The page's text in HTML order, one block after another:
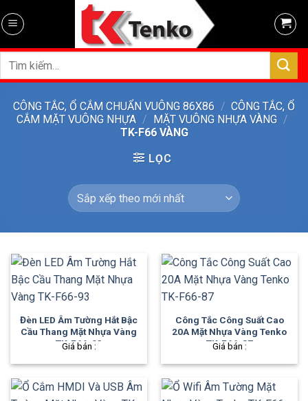
to
Tìm
CÔNG TẮC, Ổ CẮM CHUẨN VUÔNG 86X86 / CÔNG TẮC, Ổ
CẮM MẶT VUÔNG NHỰA / MẶT VUÔNG NHỰA VÀNG /
TK-F66 VÀNG
LỌC
Đèn LED Âm Tường Hắt Bậc
Cầu Thang Mặt Nhựa Vàng
TK-F66-93
Giá bán :
Công Tắc Công Suất Cao
20A Mặt Nhựa Vàng Tenko
TK-F66-87
Giá bán :